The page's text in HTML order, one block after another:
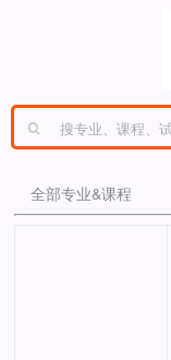
全部专业&课程